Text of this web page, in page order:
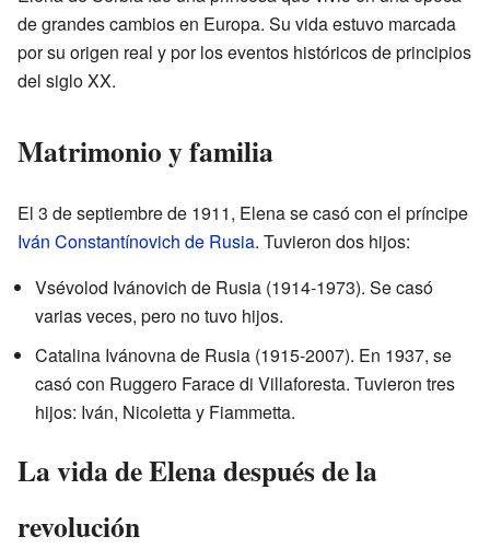
de grandes cambios en Europa. Su vida estuvo marcada
por su origen real y por los eventos históricos de principios
del siglo XX.
Matrimonio y familia
El 3 de septiembre de 1911, Elena se casó con el príncipe
Iván Constantínovich de Rusia. Tuvieron dos hijos:
Vsévolod Ivánovich de Rusia (1914-1973). Se casó
varias veces, pero no tuvo hijos.
Catalina Ivánovna de Rusia (1915-2007). En 1937, se
casó con Ruggero Farace di Villaforesta. Tuvieron tres
hijos: Iván, Nicoletta y Fiammetta.
La vida de Elena después de la
revolución